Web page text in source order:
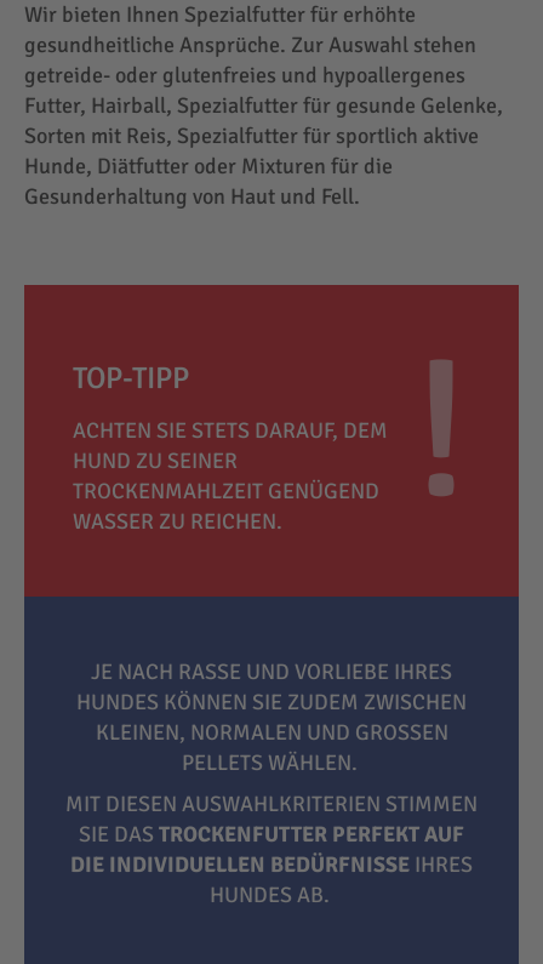
Wir bieten Ihnen Spezialfutter für erhöhte
gesundheitliche Ansprüche. Zur Auswahl stehen
getreide- oder glutenfreies und hypoallergenes
Futter, Hairball, Spezialfutter für gesunde Gelenke,
Sorten mit Reis, Spezialfutter für sportlich aktive
Hunde, Diätfutter oder Mixturen für die
Gesunderhaltung von Haut und Fell.
TOP-TIPP
ACHTEN SIE STETS DARAUF, DEM
HUND ZU SEINER
TROCKENMAHLZEIT GENÜGEND
WASSER ZU REICHEN.
JE NACH RASSE UND VORLIEBE IHRES
HUNDES KÖNNEN SIE ZUDEM ZWISCHEN
KLEINEN, NORMALEN UND GROSSEN P
ELLETS WÄHLEN.
MIT DIESEN AUSWAHLKRITERIEN STIMMEN
SIE DAS TROCKENFUTTER PERFEKT AUF
DIE INDIVIDUELLEN BEDÜRFNISSE IHRES
HUNDES AB.